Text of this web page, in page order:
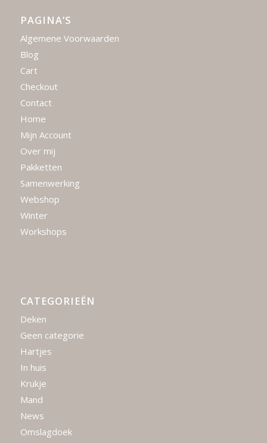
PAGINA’S
Algemene Voorwaarden
Blog
Cart
Checkout
Contact
Home
Mijn Account
Over mij
Pakketten
Samenwerking
Webshop
Winter
Workshops
CATEGORIEËN
Deken
Geen categorie
Hartjes
In huis
Krukje
Mand
News
Omslagdoek